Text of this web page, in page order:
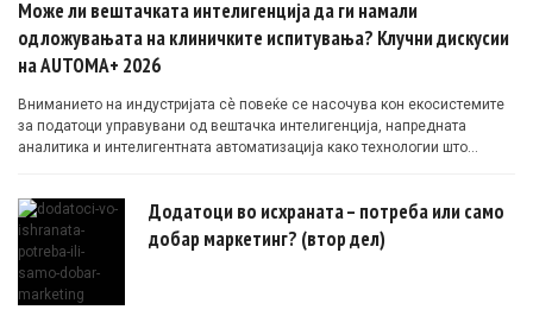
Може ли вештачката интелигенција да ги намали
одложувањата на клиничките испитувања? Клучни дискусии
на AUTOMA+ 2026
Вниманието на индустријата сè повеќе се насочува кон екосистемите
за податоци управувани од вештачка интелигенција, напредната
аналитика и интелигентната автоматизација како технологии што
Додатоци во исхраната – потреба или само
добар маркетинг? (втор дел)